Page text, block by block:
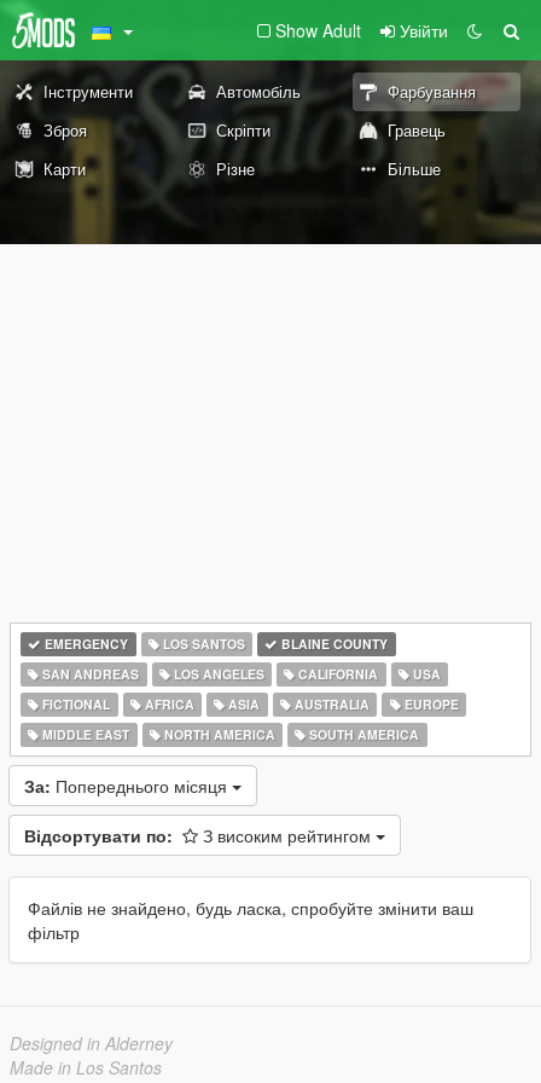
Show Adult Увійти
Інструменти Автомобіль
Фарбування
Зброя
Скріпти
Гравець
Карти
Різне Більше
EMERGENCY LOS SANTOS
BLAINE COUNTY
SAN ANDREAS
LOS ANGELES CALIFORNIA
USA
FICTIONAL
AFRICA ASIA AUSTRALIA
EUROPE
MIDDLE EAST
NORTH AMERICA SOUTH AMERICA
За: Попереднього місяця
Відсортувати по: З високим рейтингом
Файлів не знайдено, будь ласка, спробуйте змінити ваш
фільтр
Designed in Alderney
Made in Los Santos